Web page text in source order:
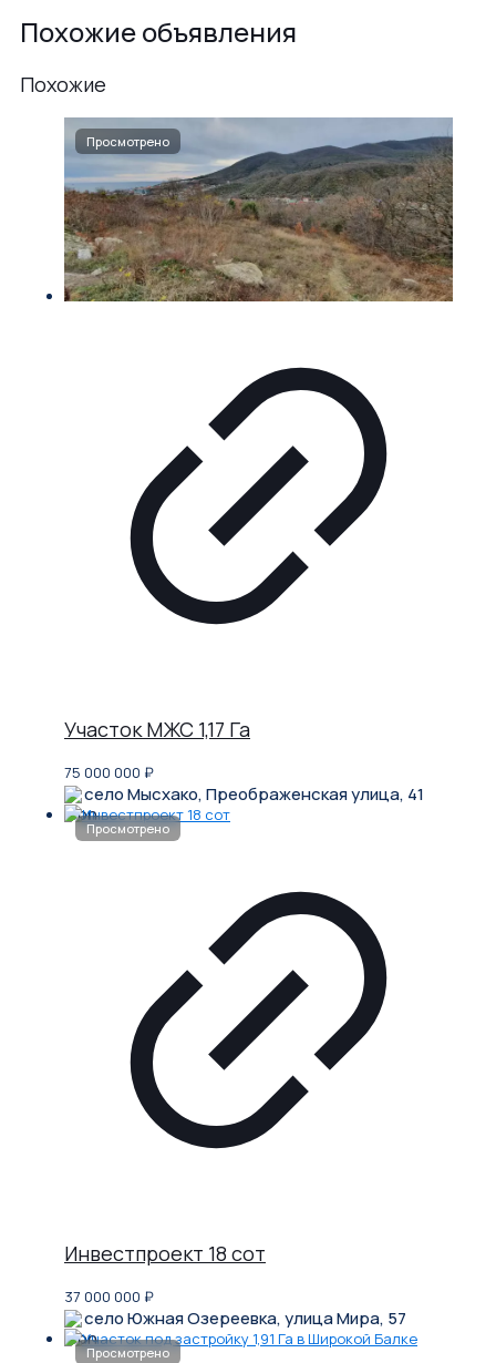
Похожие объявления
Похожие
Участок МЖС 1,17 Га
75 000 000 ₽
село Мысхако, Преображенская улица, 41
Инвестпроект 18 сот
37 000 000 ₽
село Южная Озереевка, улица Мира, 57